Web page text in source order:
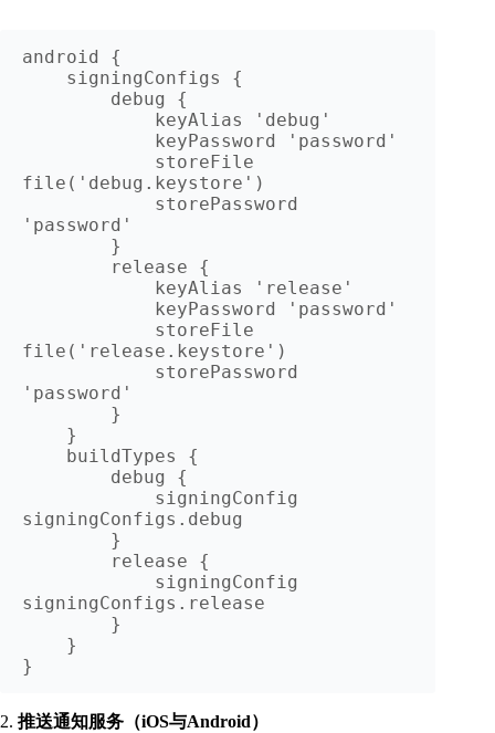
android {
file('debug.keystore')
'password'
file('release.keystore')
'password'
signingConfigs.debug
signingConfigs.release
2. 推送通知服务（iOS与Android）